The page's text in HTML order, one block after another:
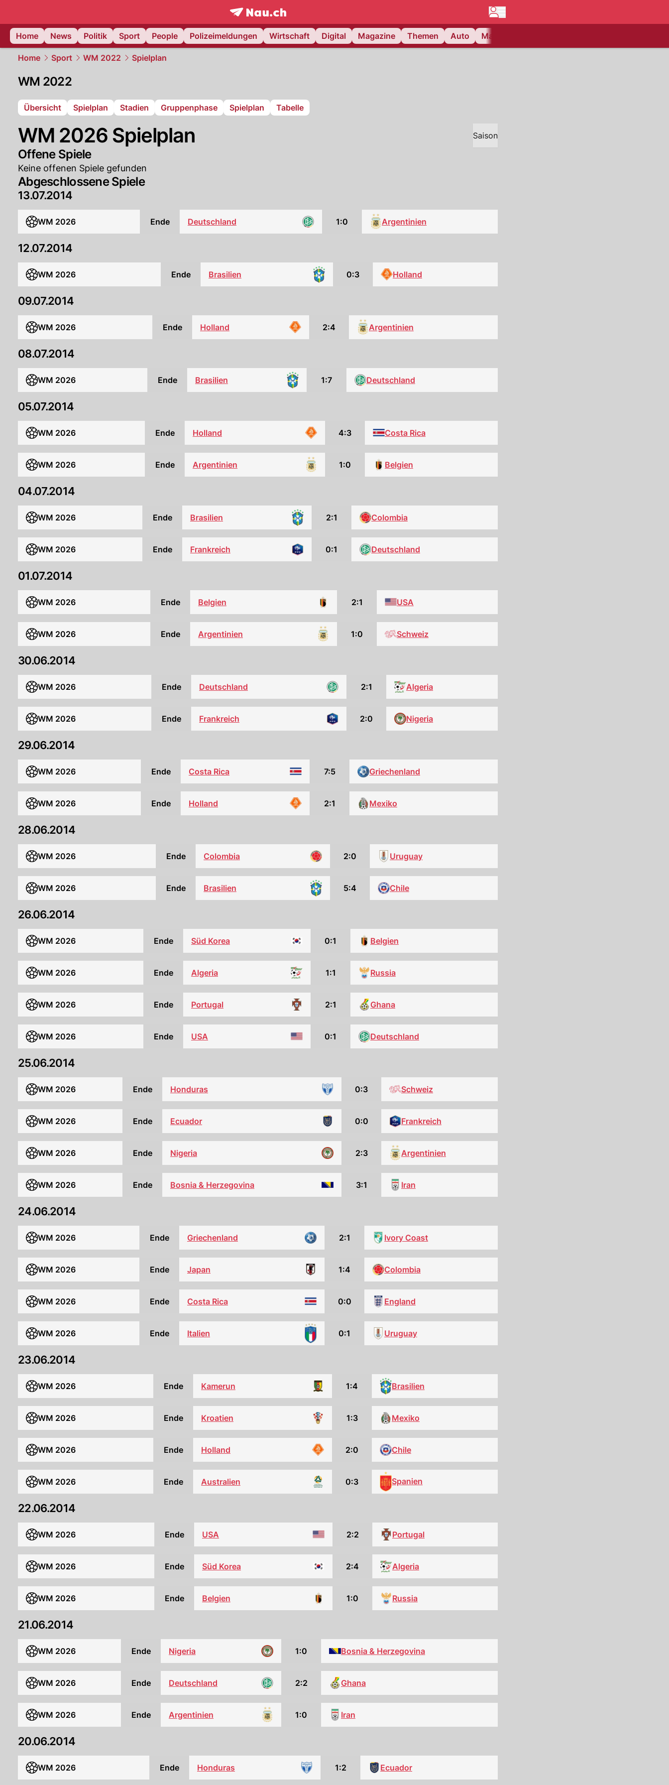
frontpage.NAU.ch
Home
News Politik Sport People Polizeimeldungen Wirtschaft Digital Magazine Themen Auto Matchcenter
Home Sport WM 2022 Spielplan
WM 2022
Übersicht Spielplan Stadien Gruppenphase Spielplan Tabelle
WM 2026 Spielplan Saison
Offene Spiele
Keine offenen Spiele gefunden
Abgeschlossene Spiele
13.07.2014
WM 2026 Ende Deutschland 1:0 Argentinien
12.07.2014
WM 2026 Ende Brasilien 0:3 Holland
09.07.2014
WM 2026 Ende Holland 2:4 Argentinien
08.07.2014
WM 2026 Ende Brasilien 1:7 Deutschland
05.07.2014
WM 2026 Ende Holland 4:3 Costa Rica
WM 2026 Ende Argentinien 1:0 Belgien
04.07.2014
WM 2026 Ende Brasilien 2:1 Colombia
WM 2026 Ende Frankreich 0:1 Deutschland
01.07.2014
WM 2026 Ende Belgien 2:1 USA
WM 2026 Ende Argentinien 1:0 Schweiz
30.06.2014
WM 2026 Ende Deutschland 2:1 Algeria
WM 2026 Ende Frankreich 2:0 Nigeria
29.06.2014
WM 2026 Ende Costa Rica 7:5 Griechenland
WM 2026 Ende Holland 2:1 Mexiko
28.06.2014
WM 2026 Ende Colombia 2:0 Uruguay
WM 2026 Ende Brasilien 5:4 Chile
26.06.2014
WM 2026 Ende Süd Korea 0:1 Belgien
WM 2026 Ende Algeria 1:1 Russia
WM 2026 Ende Portugal 2:1 Ghana
WM 2026 Ende USA 0:1 Deutschland
25.06.2014
WM 2026 Ende Honduras 0:3 Schweiz
WM 2026 Ende Ecuador 0:0 Frankreich
WM 2026 Ende Nigeria 2:3 Argentinien
WM 2026 Ende Bosnia & Herzegovina 3:1 Iran
24.06.2014
WM 2026 Ende Griechenland 2:1 Ivory Coast
WM 2026 Ende Japan 1:4 Colombia
WM 2026 Ende Costa Rica 0:0 England
WM 2026 Ende Italien 0:1 Uruguay
23.06.2014
WM 2026 Ende Kamerun 1:4 Brasilien
WM 2026 Ende Kroatien 1:3 Mexiko
WM 2026 Ende Holland 2:0 Chile
WM 2026 Ende Australien 0:3 Spanien
22.06.2014
WM 2026 Ende USA 2:2 Portugal
WM 2026 Ende Süd Korea 2:4 Algeria
WM 2026 Ende Belgien 1:0 Russia
21.06.2014
WM 2026 Ende Nigeria 1:0 Bosnia & Herzegovina
WM 2026 Ende Deutschland 2:2 Ghana
WM 2026 Ende Argentinien 1:0 Iran
20.06.2014
WM 2026 Ende Honduras 1:2 Ecuador